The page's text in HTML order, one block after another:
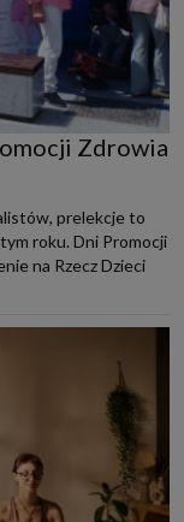
Zdrowia
prelekcje to
roku. Dni Promocji
na Rzecz Dzieci